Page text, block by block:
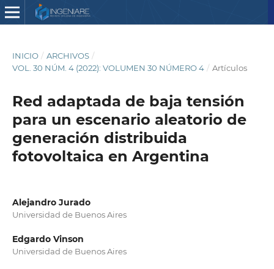
INICIO / ARCHIVOS /
VOL. 30 NÚM. 4 (2022): VOLUMEN 30 NÚMERO 4 / Artículos
Red adaptada de baja tensión
para un escenario aleatorio de
generación distribuida
fotovoltaica en Argentina
Alejandro Jurado
Universidad de Buenos Aires
Edgardo Vinson
Universidad de Buenos Aires